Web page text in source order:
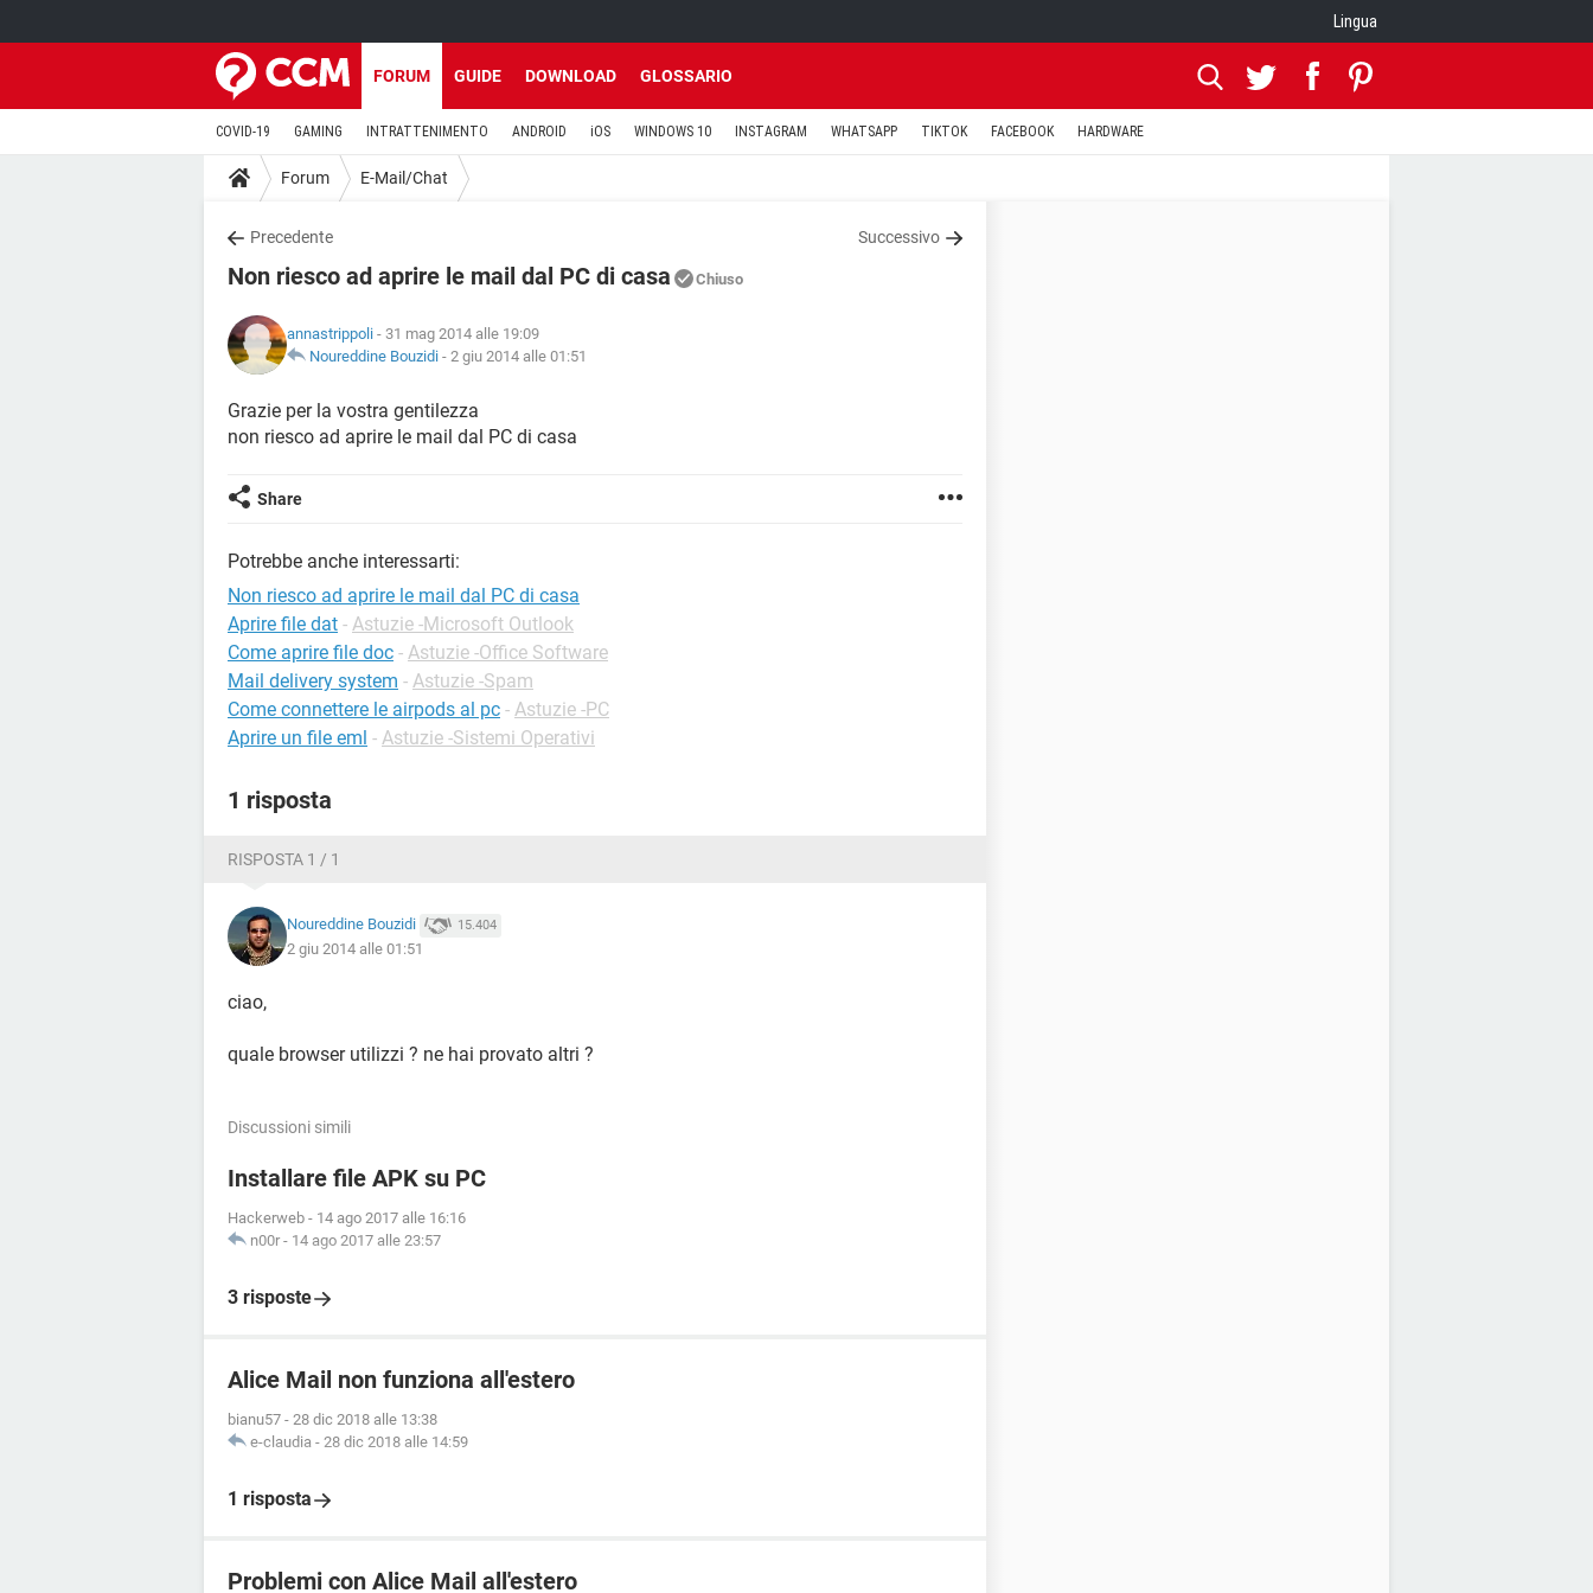
Lingua
FORUM GUIDE DOWNLOAD GLOSSARIO
COVID-19 GAMING INTRATTENIMENTO ANDROID iOS WINDOWS 10 INSTAGRAM WHATSAPP TIKTOK FACEBOOK HARDWARE
Forum E-Mail/Chat
Precedente Successivo
Non riesco ad aprire le mail dal PC di casa Chiuso
annastrippoli - 31 mag 2014 alle 19:09
Noureddine Bouzidi - 2 giu 2014 alle 01:51
Grazie per la vostra gentilezza
non riesco ad aprire le mail dal PC di casa
Share
Potrebbe anche interessarti:
Non riesco ad aprire le mail dal PC di casa
Aprire file dat - Astuzie -Microsoft Outlook
Come aprire file doc - Astuzie -Office Software
Mail delivery system - Astuzie -Spam
Come connettere le airpods al pc - Astuzie -PC
Aprire un file eml - Astuzie -Sistemi Operativi
1 risposta
RISPOSTA 1 / 1
Noureddine Bouzidi 15.404
2 giu 2014 alle 01:51
ciao,
quale browser utilizzi ? ne hai provato altri ?
Discussioni simili
Installare file APK su PC
Hackerweb - 14 ago 2017 alle 16:16
n00r - 14 ago 2017 alle 23:57
3 risposte
Alice Mail non funziona all'estero
bianu57 - 28 dic 2018 alle 13:38
e-claudia - 28 dic 2018 alle 14:59
1 risposta
Problemi con Alice Mail all'estero